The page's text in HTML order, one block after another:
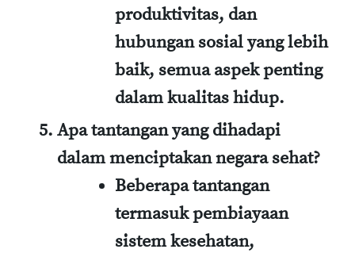
produktivitas, dan
hubungan sosial yang lebih
baik, semua aspek penting
dalam kualitas hidup.
Apa tantangan yang dihadapi
dalam menciptakan negara sehat?
Beberapa tantangan
termasuk pembiayaan
sistem kesehatan,